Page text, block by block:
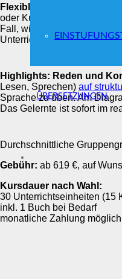
ÜBERSETZUNGEN
Flexibler Kurseinstieg:
oder Kursplatz auf Ihrem
Fall, wird die Anzahl an
Unterrichtseinheiten
Highlights: Reden und
Lesen, Sprechen) auf
Sprache zu üben. Am
Das Gelernte ist sofort im
Durchschnittliche
Gebühr: ab 619 €, auf
Kursdauer nach Wahl:
30 Unterrichtseinheiten (15
inkl. 1 Buch bei Bedarf
monatliche Zahlung möglich